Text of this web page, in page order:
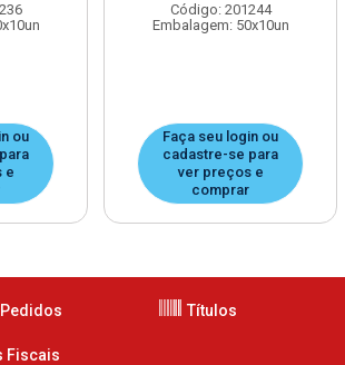
ou
e
Código: 201244
Embalagem: 50x10un
Faça seu login ou
cadastre-se para
ver preços e
comprar
Títulos
Fiscais